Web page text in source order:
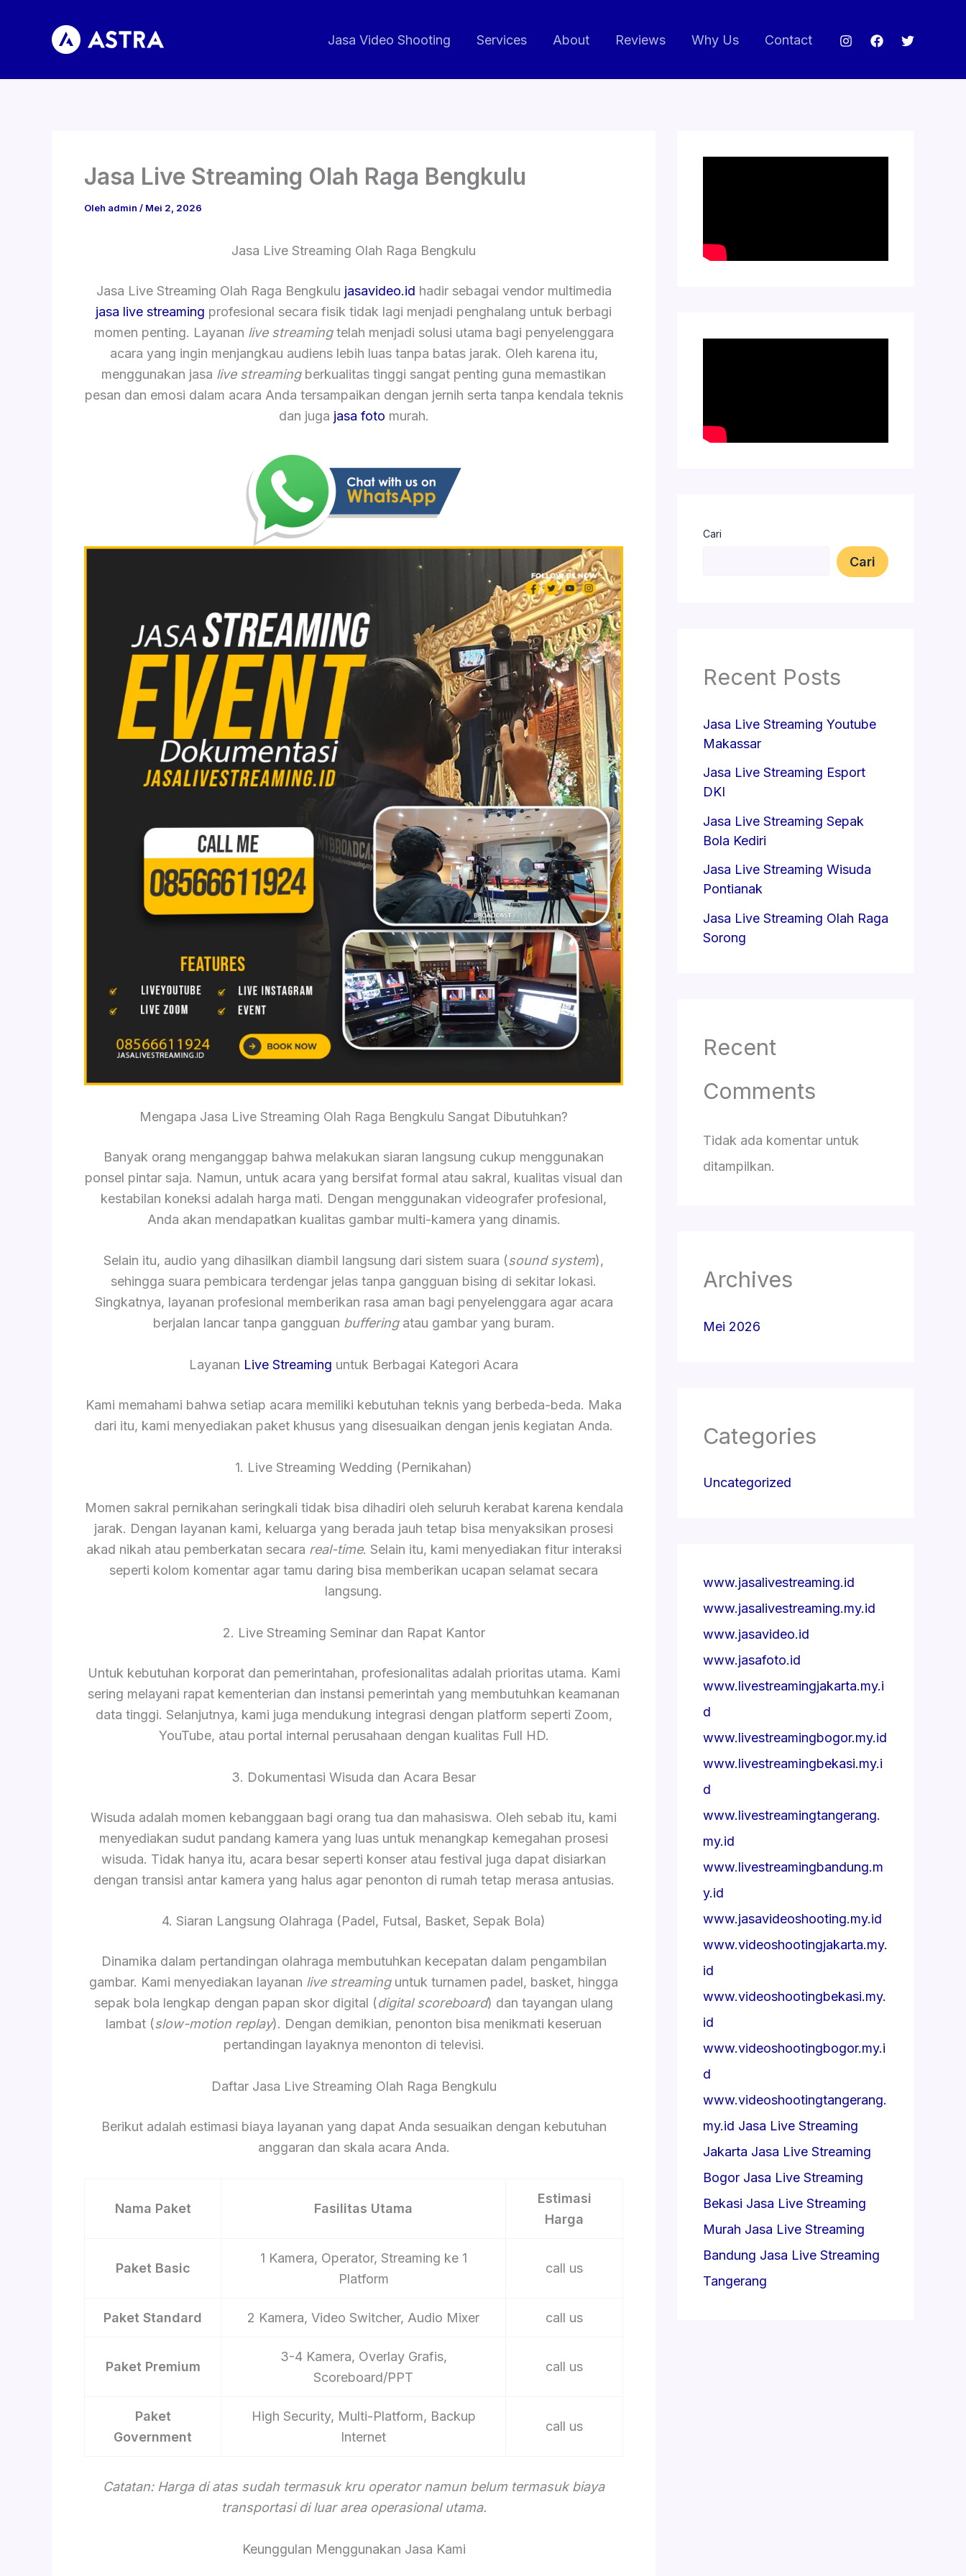
Jasa Video Shooting Services About Reviews Why Us Contact
Jasa Live Streaming Olah Raga Bengkulu
Oleh admin / Mei 2, 2026
Jasa Live Streaming Olah Raga Bengkulu
Jasa Live Streaming Olah Raga Bengkulu jasavideo.id hadir sebagai vendor multimedia
jasa live streaming profesional secara fisik tidak lagi menjadi penghalang untuk berbagi
momen penting. Layanan live streamingtelah menjadi solusi utama bagi penyelenggara
acara yang ingin menjangkau audiens lebih luas tanpa batas jarak. Oleh karena itu,
menggunakan jasa live streamingberkualitas tinggi sangat penting guna memastikan
pesan dan emosi dalam acara Anda tersampaikan dengan jernih serta tanpa kendala teknis
dan juga jasa foto murah.
Mengapa Jasa Live Streaming Olah Raga Bengkulu Sangat Dibutuhkan?
Banyak orang menganggap bahwa melakukan siaran langsung cukup menggunakan
ponsel pintar saja. Namun, untuk acara yang bersifat formal atau sakral, kualitas visual dan
kestabilan koneksi adalah harga mati. Dengan menggunakan videografer profesional,
Anda akan mendapatkan kualitas gambar multi-kamera yang dinamis.
Selain itu, audio yang dihasilkan diambil langsung dari sistem suara (sound system),
sehingga suara pembicara terdengar jelas tanpa gangguan bising di sekitar lokasi.
Singkatnya, layanan profesional memberikan rasa aman bagi penyelenggara agar acara
berjalan lancar tanpa gangguan bufferingatau gambar yang buram.
Layanan Live Streaming untuk Berbagai Kategori Acara
Kami memahami bahwa setiap acara memiliki kebutuhan teknis yang berbeda-beda. Maka
dari itu, kami menyediakan paket khusus yang disesuaikan dengan jenis kegiatan Anda.
1. Live Streaming Wedding (Pernikahan)
Momen sakral pernikahan seringkali tidak bisa dihadiri oleh seluruh kerabat karena kendala
jarak. Dengan layanan kami, keluarga yang berada jauh tetap bisa menyaksikan prosesi
akad nikah atau pemberkatan secara real-time. Selain itu, kami menyediakan fitur interaksi
seperti kolom komentar agar tamu daring bisa memberikan ucapan selamat secara
langsung.
2. Live Streaming Seminar dan Rapat Kantor
Untuk kebutuhan korporat dan pemerintahan, profesionalitas adalah prioritas utama. Kami
sering melayani rapat kementerian dan instansi pemerintah yang membutuhkan keamanan
data tinggi. Selanjutnya, kami juga mendukung integrasi dengan platform seperti Zoom,
YouTube, atau portal internal perusahaan dengan kualitas Full HD.
3. Dokumentasi Wisuda dan Acara Besar
Wisuda adalah momen kebanggaan bagi orang tua dan mahasiswa. Oleh sebab itu, kami
menyediakan sudut pandang kamera yang luas untuk menangkap kemegahan prosesi
wisuda. Tidak hanya itu, acara besar seperti konser atau festival juga dapat disiarkan
dengan transisi antar kamera yang halus agar penonton di rumah tetap merasa antusias.
4. Siaran Langsung Olahraga (Padel, Futsal, Basket, Sepak Bola)
Dinamika dalam pertandingan olahraga membutuhkan kecepatan dalam pengambilan
gambar. Kami menyediakan layanan live streaminguntuk turnamen padel, basket, hingga
sepak bola lengkap dengan papan skor digital (digital scoreboard) dan tayangan ulang
lambat (slow-motion replay). Dengan demikian, penonton bisa menikmati keseruan
pertandingan layaknya menonton di televisi.
Daftar Jasa Live Streaming Olah Raga Bengkulu
Berikut adalah estimasi biaya layanan yang dapat Anda sesuaikan dengan kebutuhan
anggaran dan skala acara Anda.
Nama Paket Fasilitas Utama
Estimasi
Harga
Paket Basic
1 Kamera, Operator, Streaming ke 1
Platform
call us
Paket Standard 2 Kamera, Video Switcher, Audio Mixer call us
Paket Premium
3-4 Kamera, Overlay Grafis,
Scoreboard/PPT
call us
Paket
Government
High Security, Multi-Platform, Backup
Internet
call us
Catatan: Harga di atas sudah termasuk kru operator namun belum termasuk biaya
transportasi di luar area operasional utama.
Keunggulan Menggunakan Jasa Kami
Cari
Cari
Recent Posts
Jasa Live Streaming Youtube
Makassar
Jasa Live Streaming Esport
DKI
Jasa Live Streaming Sepak
Bola Kediri
Jasa Live Streaming Wisuda
Pontianak
Jasa Live Streaming Olah Raga
Sorong
Recent
Comments
Tidak ada komentar untuk
ditampilkan.
Archives
Mei 2026
Categories
Uncategorized
www.jasalivestreaming.id
www.jasalivestreaming.my.id
www.jasavideo.id
www.jasafoto.id
www.livestreamingjakarta.my.i
d
www.livestreamingbogor.my.id
www.livestreamingbekasi.my.i
d
www.livestreamingtangerang.
my.id
www.livestreamingbandung.m
y.id
www.jasavideoshooting.my.id
www.videoshootingjakarta.my.
id
www.videoshootingbekasi.my.
id
www.videoshootingbogor.my.i
d
www.videoshootingtangerang.
my.id Jasa Live Streaming
Jakarta Jasa Live Streaming
Bogor Jasa Live Streaming
Bekasi Jasa Live Streaming
Murah Jasa Live Streaming
Bandung Jasa Live Streaming
Tangerang